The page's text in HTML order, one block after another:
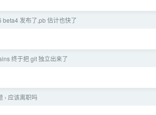
beta4 发布了,pb 估计也快了
终于把 git 独立出来了
› 应该离职吗